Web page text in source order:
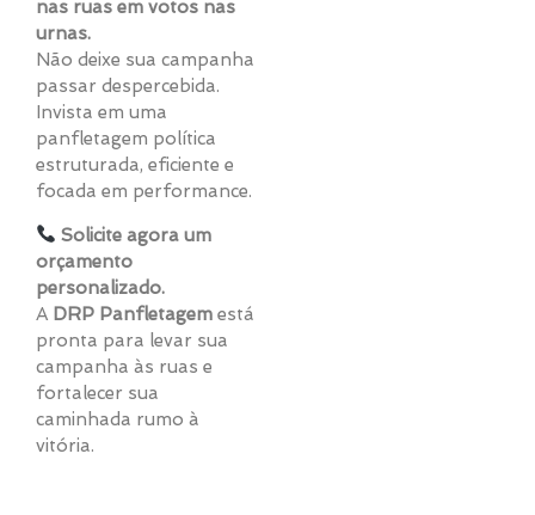
nas ruas em votos nas
urnas.
Não deixe sua campanha
passar despercebida.
Invista em uma
panfletagem política
estruturada, eficiente e
focada em performance.
Solicite agora um
orçamento
personalizado.
A DRP Panfletagem está
pronta para levar sua
campanha às ruas e
fortalecer sua
caminhada rumo à
vitória.